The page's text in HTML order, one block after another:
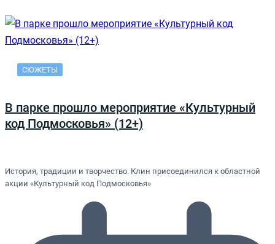
СЮЖЕТЫ
В парке прошло мероприятие «Культурный
код Подмосковья» (12+)
История, традиции и творчество. Клин присоединился к областной
акции «Культурный код Подмосковья»